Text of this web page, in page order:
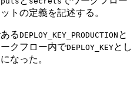
トの定義を記述する。
るDEPLOY_KEY_PRODUCTION と
クフロー内でDEPLOY_KEYとし
なった。